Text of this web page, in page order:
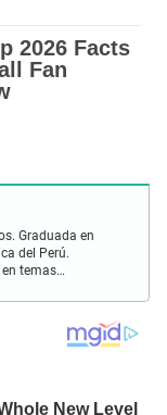
Graduada en
del Perú.
en temas